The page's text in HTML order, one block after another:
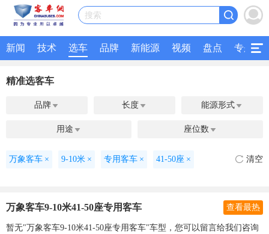
搜索
新闻 技术 选车 品牌 新能源 视频 盘点 专题
精准选客车
品牌  长度  能源形式 
用途  座位数 
万象客车 × 9-10米 × 专用客车 × 41-50座 × 清空
万象客车9-10米41-50座专用客车 查看最热
暂无"万象客车9-10米41-50座专用客车"车型，您可以留言给我们咨询